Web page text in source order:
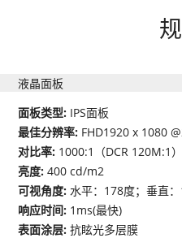
液晶面板
面板类型: IPS面板
最佳分辨率: FHD1920 x 1080
对比率: 1000:1（DCR 120M:1）
亮度:400 cd/m2
可视角度: 水平：178度；垂直
响应时间: 1ms(最快)
表面涂层:抗眩光多层膜